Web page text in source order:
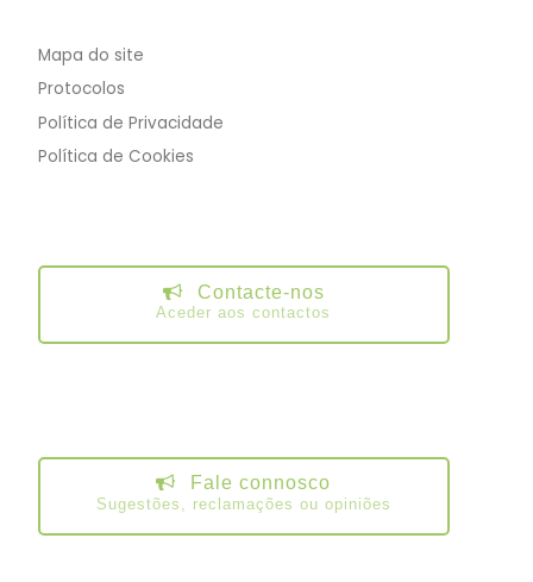
Mapa do site
Protocolos
Política de Privacidade
Política de Cookies
Contacte-nos
Aceder aos contactos
Fale connosco
Sugestões, reclamações ou opiniões